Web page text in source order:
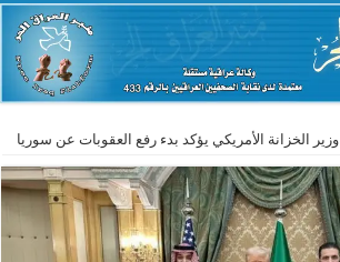
وزير الخزانة الأمريكي يؤكد بدء رفع العقوبات عن سوريا